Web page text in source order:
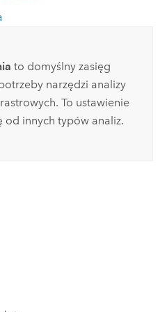
to domyślny zasięg
narzędzi analizy
To ustawienie
od innych typów analiz.